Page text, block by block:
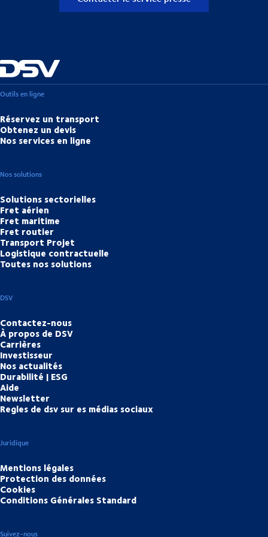
Outils en ligne
Réservez un transport
Obtenez un devis
Nos services en ligne
Nos solutions
Solutions sectorielles
Fret aérien
Fret maritime
Fret routier
Transport Projet
Logistique contractuelle
Toutes nos solutions
DSV
Contactez-nous
À propos de DSV
Carrières
Investisseur
Nos actualités
Durabilité | ESG
Aide
Newsletter
Regles de dsv sur es médias sociaux
Juridique
Mentions légales
Protection des données
Cookies
Conditions Générales Standard
Suivez-nous